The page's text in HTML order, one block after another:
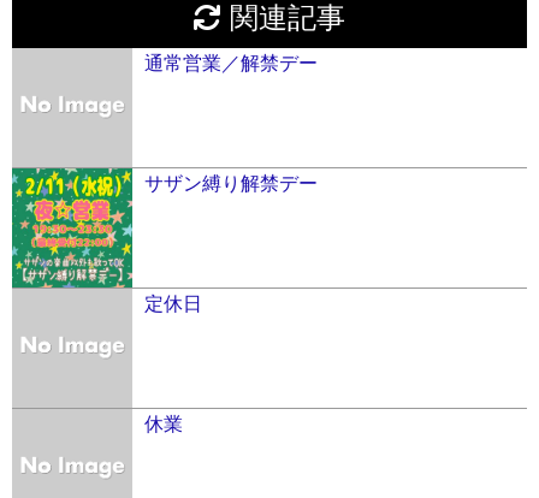
関連記事
通常営業／解禁デー
サザン縛り解禁デー
定休日
休業